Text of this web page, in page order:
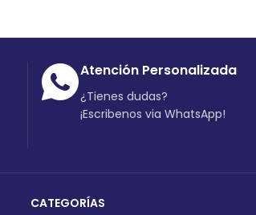
Atención Personalizada
¿Tienes dudas?
¡Escribenos via WhatsApp!
CATEGORÍAS